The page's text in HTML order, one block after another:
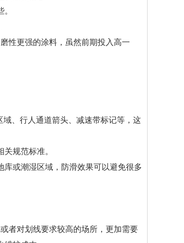
性更强的涂料，虽然前期投入高一
、行人通道箭头、减速带标记等，这
规范标准。
或潮湿区域，防滑效果可以避免很多
者对划线要求较高的场所，更加需要